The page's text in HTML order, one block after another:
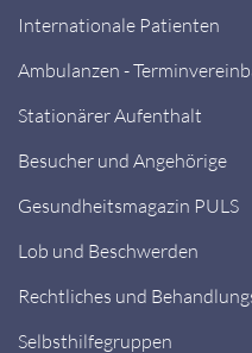
Internationale Patienten
Ambulanzen -
Stationärer Aufenthalt
Besucher und Angehörige
Gesundheitsmagazin PULS
Lob und Beschwerden
Rechtliches und
Selbsthilfegruppen